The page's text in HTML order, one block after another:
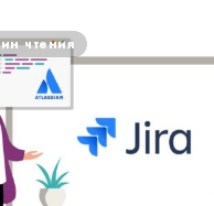
чтения